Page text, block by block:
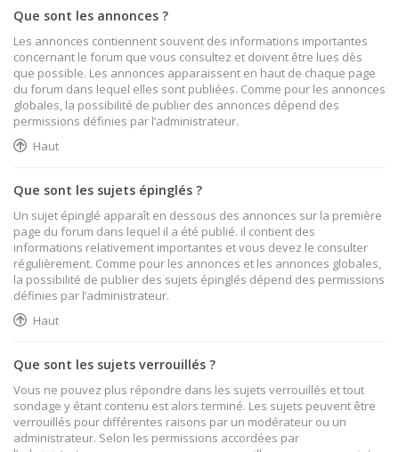
Que sont les annonces ?
Les annonces contiennent souvent des informations importantes
concernant le forum que vous consultez et doivent être lues dès
que possible. Les annonces apparaissent en haut de chaque page
du forum dans lequel elles sont publiées. Comme pour les annonces
globales, la possibilité de publier des annonces dépend des
permissions définies par l’administrateur.
Haut
Que sont les sujets épinglés ?
Un sujet épinglé apparaît en dessous des annonces sur la première
page du forum dans lequel il a été publié. il contient des
informations relativement importantes et vous devez le consulter
régulièrement. Comme pour les annonces et les annonces globales,
la possibilité de publier des sujets épinglés dépend des permissions
définies par l’administrateur.
Haut
Que sont les sujets verrouillés ?
Vous ne pouvez plus répondre dans les sujets verrouillés et tout
sondage y étant contenu est alors terminé. Les sujets peuvent être
verrouillés pour différentes raisons par un modérateur ou un
administrateur. Selon les permissions accordées par